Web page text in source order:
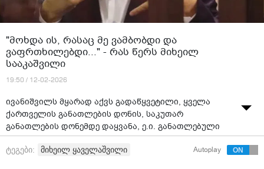
"მოხდა ის, რასაც მე ვამბობდი და
ვაფრთხილებდი..." - რას წერს მიხეილ
სააკაშვილი
19:50 / 12-02-2026
ივანიშვილს მყარად აქვს გადაწყვეტილი, ყველა
ქართველის განათლების დონის, საკუთარ
განათლების დონემდე დაყვანა, ე.ი. განათლებული
ადამიანების გაქრობა საქართველოში, - ამის შესახებ
საქართველოს მესამე პრეზიდენტი მიხეილ
ტეგები: მიხეილ ყაველაშვილი Autoplay